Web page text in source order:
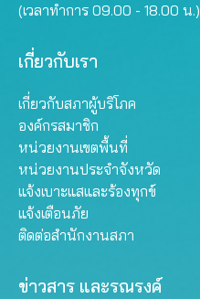
(เวลาทำการ 09.00 - 18.00 น.)
เกี่ยวกับเรา
เกี่ยวกับสภาผู้บริโภค
องค์กรสมาชิก
หน่วยงานเขตพื้นที่
หน่วยงานประจำจังหวัด
แจ้งเบาะแสและร้องทุกข์
แจ้งเตือนภัย
ติดต่อสำนักงานสภา
ข่าวสาร และรณรงค์